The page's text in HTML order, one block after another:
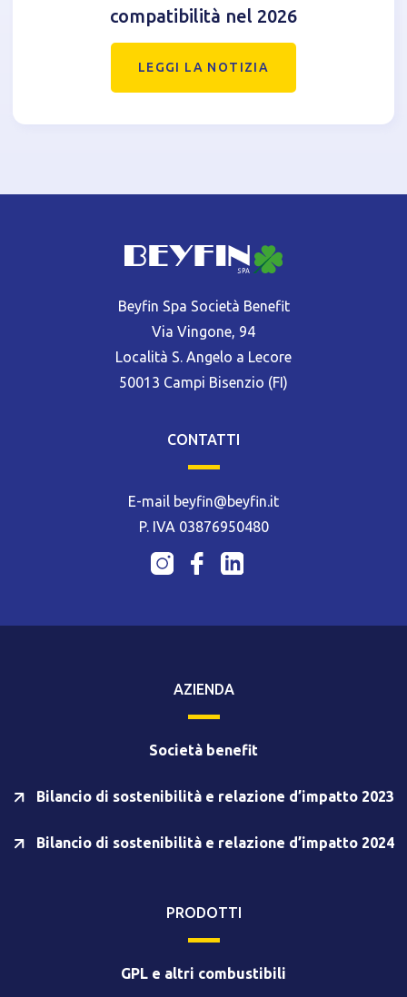
compatibilità nel 2026
LEGGI LA NOTIZIA
Beyfin Spa Società Benefit
Via Vingone, 94
Località S. Angelo a Lecore
50013 Campi Bisenzio (FI)
CONTATTI
E-mail beyfin@beyfin.it
P. IVA 03876950480
AZIENDA
Società benefit
Bilancio di sostenibilità e relazione d’impatto 2023
Bilancio di sostenibilità e relazione d’impatto 2024
PRODOTTI
GPL e altri combustibili